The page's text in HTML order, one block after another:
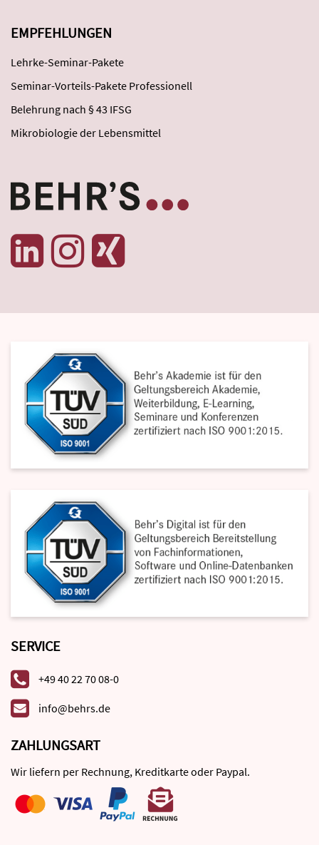
EMPFEHLUNGEN
Lehrke-Seminar-Pakete
Seminar-Vorteils-Pakete Professionell
Belehrung nach § 43 IFSG
Mikrobiologie der Lebensmittel
SERVICE
+49 40 22 70 08-0
info@behrs.de
ZAHLUNGSART
Wir liefern per Rechnung, Kreditkarte oder Paypal.